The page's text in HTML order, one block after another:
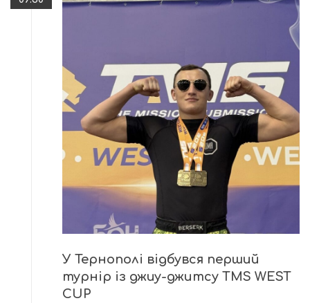
У Тернополі відбувся перший
турнір із джиу-джитсу TMS WEST
CUP